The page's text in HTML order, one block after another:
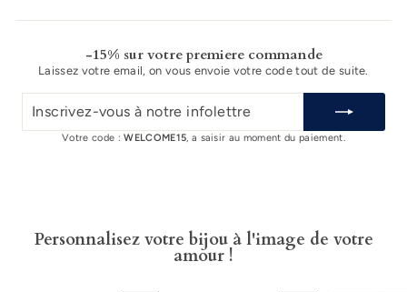
-15% sur votre premiere commande
Laissez votre email, on vous envoie votre code tout de suite.
VOUS
Votre code :WELCOME15, a saisir au moment du paiement.
Personnalisez votre bijou à l'image de votre
amour !